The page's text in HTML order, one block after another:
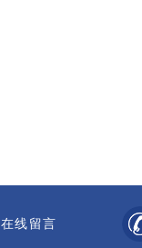
在线留言